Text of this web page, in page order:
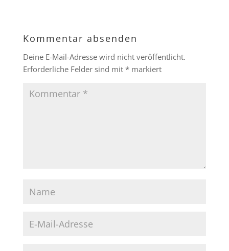
Kommentar absenden
Deine E-Mail-Adresse wird nicht veröffentlicht.
Erforderliche Felder sind mit *markiert